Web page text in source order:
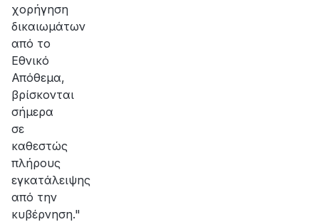
χορήγηση
δικαιωμάτων
από το
Εθνικό
Απόθεμα,
βρίσκονται
σήμερα
σε
καθεστώς
πλήρους
εγκατάλειψης
από την
κυβέρνηση."